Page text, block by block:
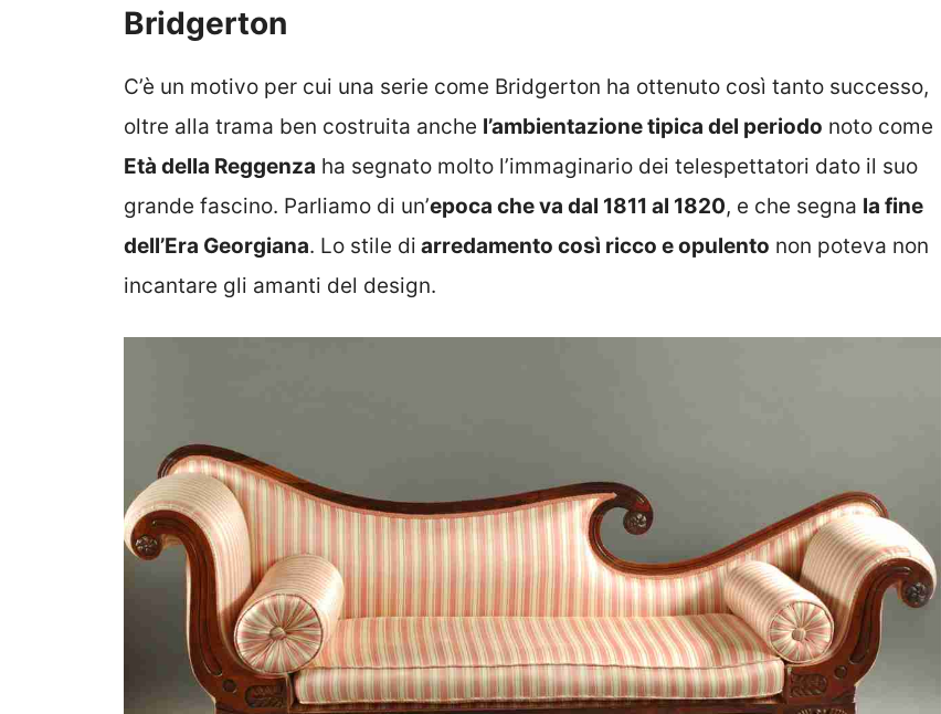
Bridgerton
C’è un motivo per cui una serie come Bridgerton ha ottenuto così tanto successo,
oltre alla trama ben costruita anche l’ambientazione tipica del periodo noto come
Età della Reggenza ha segnato molto l’immaginario dei telespettatori dato il suo
grande fascino. Parliamo di un’epoca che va dal 1811 al 1820, e che segna la fine
dell’Era Georgiana. Lo stile di arredamento così ricco e opulento non poteva non
incantare gli amanti del design.